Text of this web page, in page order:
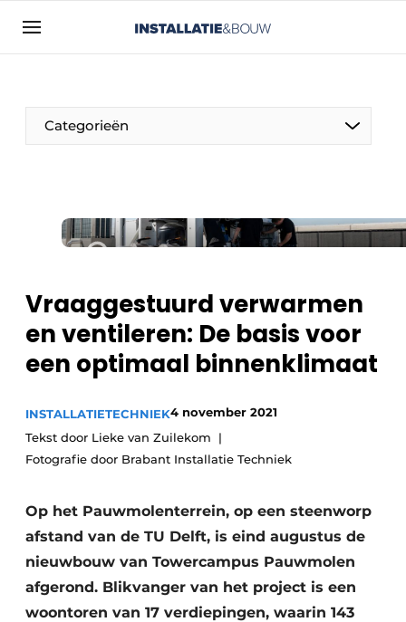
Aanmelden
Bedrijven
Contact
Installatie & Bouw | Platform over
Meest gelezen
Nieuwsbrief
Podcasts
Privacy / Cookie statement
Vacature aanmelden
Vacatures
Categorieën
Vraaggestuurd verwarmen
en ventileren: De basis voor
een optimaal binnenklimaat
INSTALLATIETECHNIEK4 november 2021
Tekst door Lieke van Zuilekom
Fotografie door Brabant Installatie Techniek
Op het Pauwmolenterrein, op een steenworp
afstand van de TU Delft, is eind augustus de
nieuwbouw van Towercampus Pauwmolen
afgerond. Blikvanger van het project is een
woontoren van 17 verdiepingen, waarin 143